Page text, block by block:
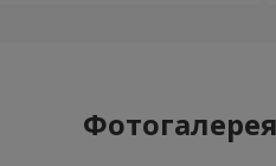
Фотогалерея